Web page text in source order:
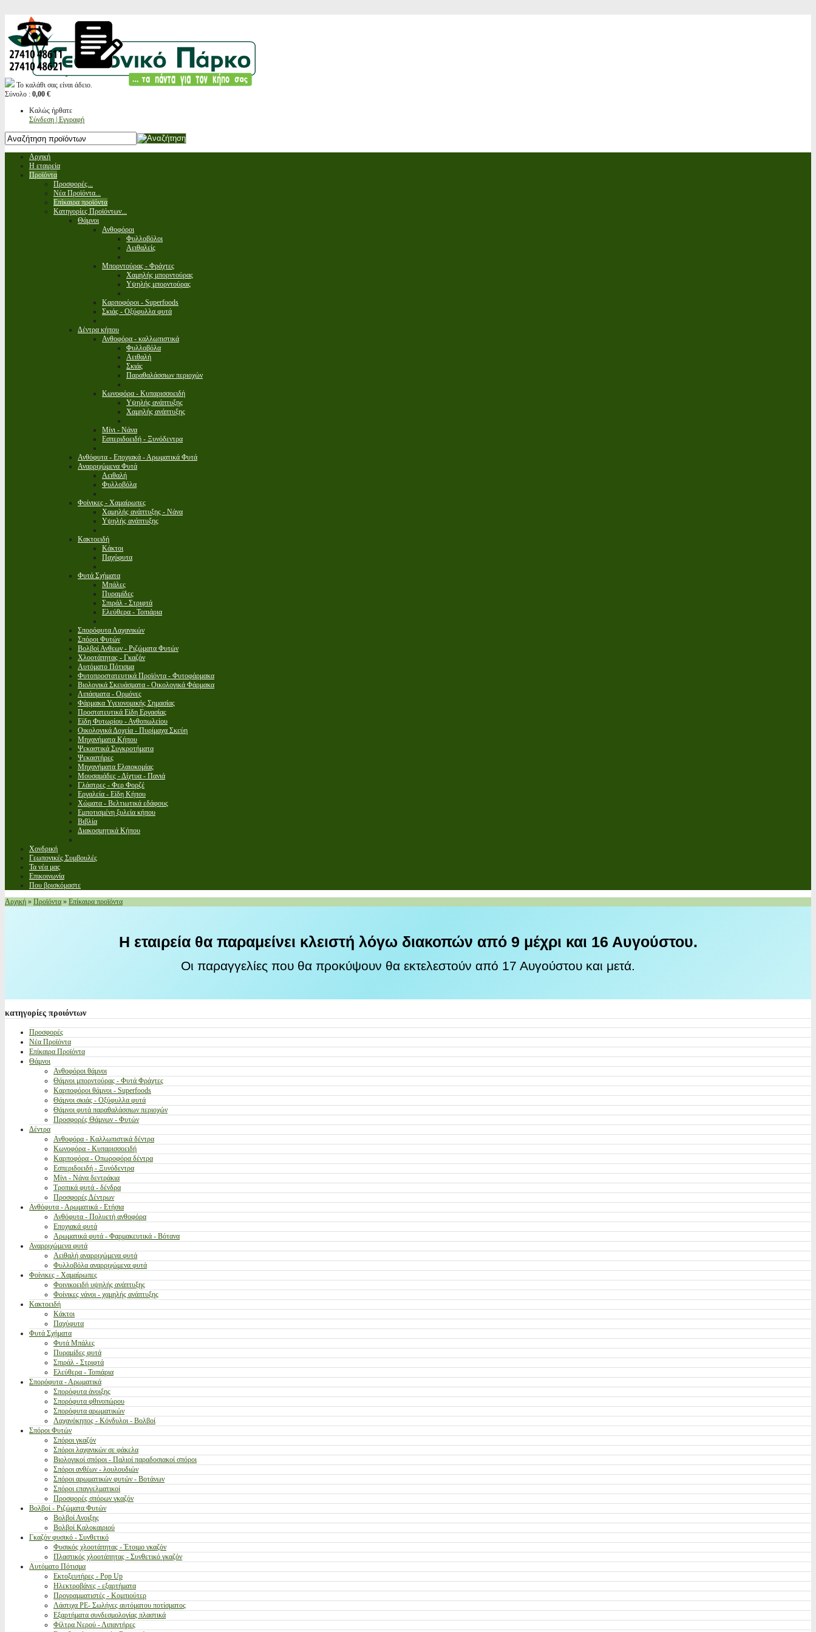
Το καλάθι σας είναι άδειο.
Σύνολο : 0,00 €
Καλώς ήρθατε
Σύνδεση | Εγγραφή
Αρχική
Η εταιρεία
Προϊόντα
Προσφορές...
Νέα Προϊόντα...
Επίκαιρα προϊόντα
Κατηγορίες Προϊόντων...
Θάμνοι
Ανθοφόροι
Φυλλοβόλοι
Αειθαλείς
Μπορντούρας - Φράχτες
Χαμηλής μπορντούρας
Υψηλής μπορντούρας
Καρποφόροι - Superfoods
Σκιάς - Οξύφυλλα φυτά
Δέντρα κήπου
Ανθοφόρα - καλλωπιστικά
Φυλλοβόλα
Αειθαλή
Σκιάς
Παραθαλάσσιων περιοχών
Κωνοφόρα - Κυπαρισσοειδή
Υψηλής ανάπτυξης
Χαμηλής ανάπτυξης
Μίνι - Νάνα
Εσπεριδοειδή - Ξυνόδεντρα
Ανθόφυτα - Εποχιακά - Αρωματικά Φυτά
Αναρριχώμενα Φυτά
Αειθαλή
Φυλλοβόλα
Φοίνικες - Χαμαίρωπες
Χαμηλής ανάπτυξης - Νάνα
Υψηλής ανάπτυξης
Κακτοειδή
Κάκτοι
Παχύφυτα
Φυτά Σχήματα
Μπάλες
Πυραμίδες
Σπιράλ - Στριφτά
Ελεύθερα - Τοπιάρια
Σπορόφυτα Λαχανικών
Σπόροι Φυτών
Βολβοί Ανθεων - Ριζώματα Φυτών
Χλοοτάπητας - Γκαζόν
Αυτόματο Πότισμα
Φυτοπροστατευτικά Προϊόντα - Φυτοφάρμακα
Βιολογικά Σκευάσματα - Οικολογικά Φάρμακα
Λιπάσματα - Ορμόνες
Φάρμακα Υγειονομικής Σημασίας
Προστατευτικά Είδη Εργασίας
Είδη Φυτωρίου - Ανθοπωλείου
Οικολογικά Δοχεία - Πυρίμαχα Σκεύη
Μηχανήματα Κήπου
Ψεκαστικά Συγκροτήματα
Ψεκαστήρες
Μηχανήματα Ελαιοκομίας
Μουσαμάδες - Δίχτυα - Πανιά
Γλάστρες - Φερ Φορζέ
Εργαλεία - Είδη Κήπου
Χώματα - Βελτιωτικά εδάφους
Εμποτισμένη ξυλεία κήπου
Βιβλία
Διακοσμητικά Κήπου
Χονδρική
Γεωπονικές Συμβουλές
Τα νέα μας
Επικοινωνία
Που βρισκόμαστε
Αρχική » Προϊόντα » Επίκαιρα προϊόντα
Η εταιρεία θα παραμείνει κλειστή λόγω διακοπών από 9 μέχρι και 16 Αυγούστου.
Οι παραγγελίες που θα προκύψουν θα εκτελεστούν από 17 Αυγούστου και μετά.
κατηγορίες προιόντων
Προσφορές
Νέα Προϊόντα
Επίκαιρα Προϊόντα
Θάμνοι
Ανθοφόροι θάμνοι
Θάμνοι μπορντούρας - Φυτά Φράχτες
Καρποφόροι θάμνοι - Superfoods
Θάμνοι σκιάς - Οξύφυλλα φυτά
Θάμνοι φυτά παραθαλάσσιων περιοχών
Προσφορές Θάμνων - Φυτών
Δέντρα
Ανθοφόρα - Καλλωπιστικά δέντρα
Κωνοφόρα - Κυπαρισσοειδή
Καρποφόρα - Οπωροφόρα δέντρα
Εσπεριδοειδή - Ξυνόδεντρα
Μίνι - Νάνα δεντράκια
Τροπικά φυτά - δένδρα
Προσφορές Δέντρων
Ανθόφυτα - Αρωματικά - Ετήσια
Ανθόφυτα - Πολυετή ανθοφόρα
Εποχιακά φυτά
Αρωματικά φυτά - Φαρμακευτικά - Βότανα
Αναρριχώμενα φυτά
Αειθαλή αναρριχώμενα φυτά
Φυλλοβόλα αναρριχώμενα φυτά
Φοίνικες - Χαμαίρωπες
Φοινικοειδή υψηλής ανάπτυξης
Φοίνικες νάνοι - χαμηλής ανάπτυξης
Κακτοειδή
Κάκτοι
Παχύφυτα
Φυτά Σχήματα
Φυτά Μπάλες
Πυραμίδες φυτά
Σπιράλ - Στριφτά
Ελεύθερα - Τοπιάρια
Σπορόφυτα - Αρωματικά
Σπορόφυτα άνοιξης
Σπορόφυτα φθινοπώρου
Σπορόφυτα αρωματικών
Λαχανόκηπος - Κόνδυλοι - Βολβοί
Σπόροι Φυτών
Σπόροι γκαζόν
Σπόροι λαχανικών σε φάκελα
Βιολογικοί σπόροι - Παλιοί παραδοσιακοί σπόροι
Σπόροι ανθέων - λουλουδιών
Σπόροι αρωματικών φυτών - Βοτάνων
Σπόροι επαγγελματικοί
Προσφορές σπόρων γκαζόν
Βολβοί - Ριζώματα Φυτών
Βολβοί Ανοιξης
Βολβοί Καλοκαιριού
Γκαζόν φυσικό - Συνθετικό
Φυσικός χλοοτάπητας - Έτοιμο γκαζόν
Πλαστικός χλοοτάπητας - Συνθετικό γκαζόν
Αυτόματο Πότισμα
Εκτοξευτήρες - Pop Up
Ηλεκτροβάνες - εξαρτήματα
Προγραμματιστές - Κομπιούτερ
Λάστιχα PE- Σωλήνες αυτόματου ποτίσματος
Εξαρτήματα συνδεσμολογίας πλαστικά
Φίλτρα Νερού - Λιπαντήρες